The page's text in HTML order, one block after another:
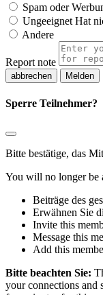
Spam oder
Ungeeignet Hat
Andere
Report note
Melden
Sperre Teilnehmer?
Bitte bestätige, das
You will no longer be
Beiträge des
Erwähnen Sie
Invite this
Message this
Add this
Bitte beachten Sie:
your connections and